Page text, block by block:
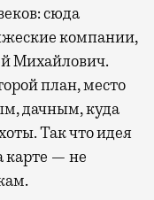
сюда
компании,
Михайлович.
план, место
дачным, куда
Так что идея
карте — не